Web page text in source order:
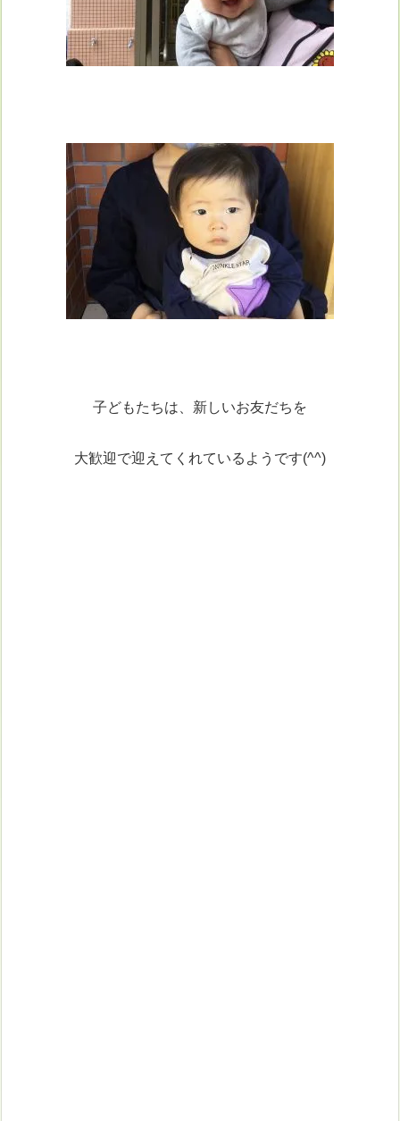
子どもたちは、新しいお友だちを
大歓迎で迎えてくれているようです(^^)